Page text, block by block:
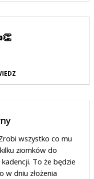
wszystko co mu
ziomków do
To że będzie
w dniu złożenia